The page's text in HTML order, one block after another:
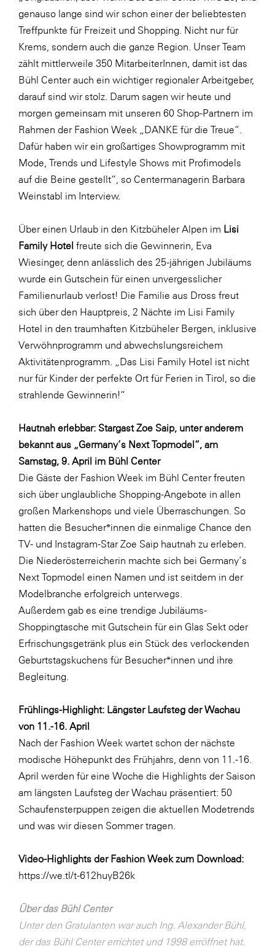
PAGRO
PHH Rechtsanwält:innen
Primark
Salesforce
sebamed
SeneCura
SERVICE&MORE
SKINUANCE®
Somfy
SPIEGLTEC
STIHL Tirol
Trend Micro
TAG GmbH
VALETTA
Verband Druck Medien Österreich
Wirtschaftskammer Salzburg
WKS Fachgruppe Fahrzeughandel und
Fahrzeugtechnik
WKS Fachgruppe Finanzdienstleister
WK UBIT
Zühlke
Media
genauso lange sind wir schon einer der beliebtesten
Treffpunkte für Freizeit und Shopping. Nicht nur für
Krems, sondern auch die ganze Region. Unser Team
zählt mittlerweile 350 MitarbeiterInnen, damit ist das
Bühl Center auch ein wichtiger regionaler Arbeitgeber,
darauf sind wir stolz. Darum sagen wir heute und
morgen gemeinsam mit unseren 60 Shop-Partnern im
Rahmen der Fashion Week „DANKE für die Treue“.
Dafür haben wir ein großartiges Showprogramm mit
Mode, Trends und Lifestyle Shows mit Profimodels
auf die Beine gestellt“, so Centermanagerin Barbara
Weinstabl im Interview.
Über einen Urlaub in den Kitzbüheler Alpen im Lisi
Family Hotel freute sich die Gewinnerin, Eva
Wiesinger, denn anlässlich des 25-jährigen Jubiläums
wurde ein Gutschein für einen unvergesslicher
Familienurlaub verlost! Die Familie aus Dross freut
sich über den Hauptpreis, 2 Nächte im Lisi Family
Hotel in den traumhaften Kitzbüheler Bergen, inklusive
Verwöhnprogramm und abwechslungsreichem
Aktivitätenprogramm. „Das Lisi Family Hotel ist nicht
nur für Kinder der perfekte Ort für Ferien in Tirol, so die
strahlende Gewinnerin!“
Hautnah erlebbar: Stargast Zoe Saip, unter anderem
bekannt aus „Germany’s Next Topmodel“, am
Samstag, 9. April im Bühl Center
Die Gäste der Fashion Week im Bühl Center freuten
sich über unglaubliche Shopping-Angebote in allen
großen Markenshops und viele Überraschungen. So
hatten die Besucher*innen die einmalige Chance den
TV- und Instagram-Star Zoe Saip hautnah zu erleben.
Die Niederösterreicherin machte sich bei Germany’s
Next Topmodel einen Namen und ist seitdem in der
Modelbranche erfolgreich unterwegs.
Außerdem gab es eine trendige Jubiläums-
Shoppingtasche mit Gutschein für ein Glas Sekt oder
Erfrischungsgetränk plus ein Stück des verlockenden
Geburtstagskuchens für Besucher*innen und ihre
Begleitung.
Frühlings-Highlight: Längster Laufsteg der Wachau
von 11.-16. April
Nach der Fashion Week wartet schon der nächste
modische Höhepunkt des Frühjahrs, denn von 11.-16.
April werden für eine Woche die Highlights der Saison
am längsten Laufsteg der Wachau präsentiert: 50
Schaufensterpuppen zeigen die aktuellen Modetrends
und was wir diesen Sommer tragen.
Video-Highlights der Fashion Week zum Download:
https://we.tl/t-612huyB26k
Über das Bühl Center
Unter den Gratulanten war auch Ing. Alexander Bühl,
der das Bühl Center errichtet und 1998 erröffnet hat.